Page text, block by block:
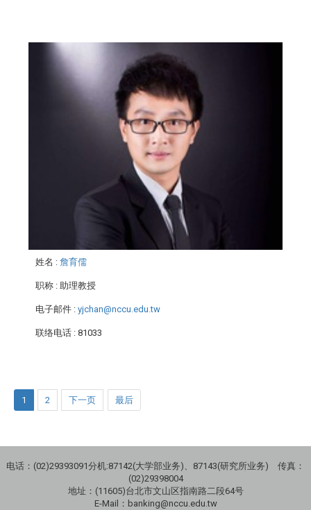
姓名 : 詹育儒
职称 : 助理教授
电子邮件 : yjchan@nccu.edu.tw
联络电话 : 81033
1 2 下一页 最后
电话：(02)29393091分机:87142(大学部业务)、87143(研究所业务) 传真：
(02)29398004
地址：(11605)台北市文山区指南路二段64号
E-Mail：banking@nccu.edu.tw